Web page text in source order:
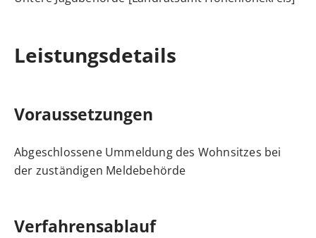
Leistungsdetails
Voraussetzungen
Abgeschlossene Ummeldung des Wohnsitzes bei
der zuständigen Meldebehörde
Verfahrensablauf